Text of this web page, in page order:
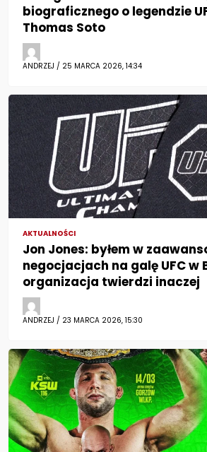
biograficznego o legendzie
Thomas Soto
ANDRZEJ / 25 MARCA 2026, 14:34
AKTUALNOŚCI
Jon Jones: byłem w
negocjacjach na galę UFC w
organizacja twierdzi inaczej
ANDRZEJ / 23 MARCA 2026, 15:30